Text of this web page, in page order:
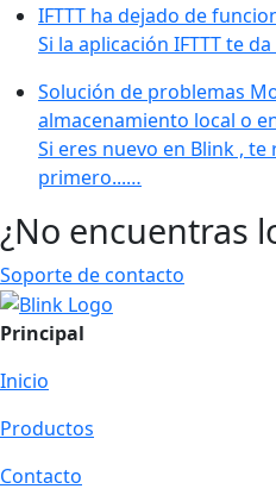
IFTTT ha dejado de
Si la aplicación IFTTT te
Solución de problemas
almacenamiento local o
Si eres nuevo en Blink ,
primero...…
¿No encuentras
Soporte de contacto
Principal
Inicio
Productos
Contacto